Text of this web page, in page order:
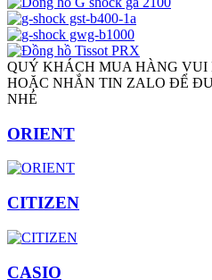
QUÝ KHÁCH MUA HÀNG VUI
HOẶC NHẮN TIN ZALO ĐỂ
NHÉ
ORIENT
CITIZEN
CASIO